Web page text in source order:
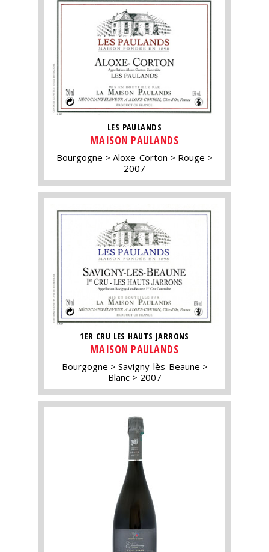
LES PAULANDS
MAISON PAULANDS
Bourgogne Aloxe-Corton
Rouge
2007
1ER CRU LES HAUTS JARRONS
MAISON PAULANDS
Bourgogne
Savigny-lès-Beaune
Blanc
2007